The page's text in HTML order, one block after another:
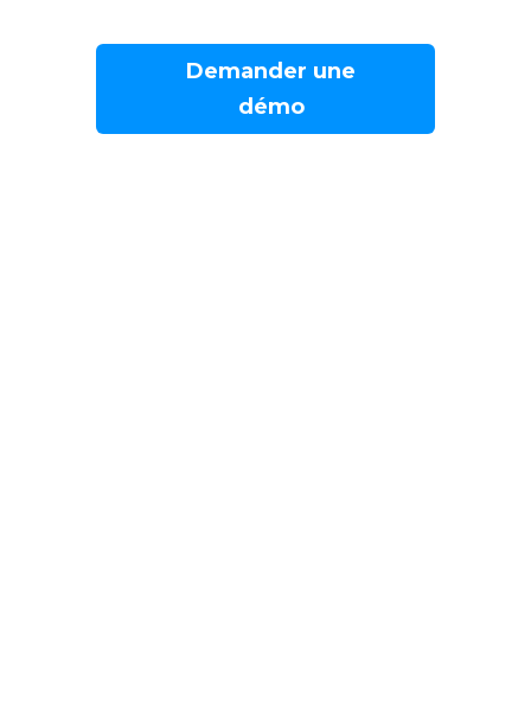
Demander une
démo